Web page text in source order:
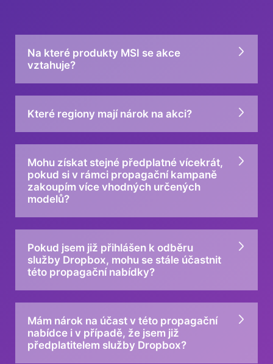
Na které produkty MSI se akce
vztahuje?
Které regiony mají nárok na akci?
Mohu získat stejné předplatné vícekrát,
pokud si v rámci propagační kampaně
zakoupím více vhodných určených
modelů?
Pokud jsem již přihlášen k odběru
služby Dropbox, mohu se stále účastnit
této propagační nabídky?
Mám nárok na účast v této propagační
nabídce i v případě, že jsem již
předplatitelem služby Dropbox?